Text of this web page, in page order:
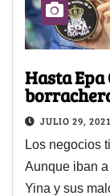
Hasta
JULIO 29, 2021
Los negocios
Aunque iban
Yina y sus